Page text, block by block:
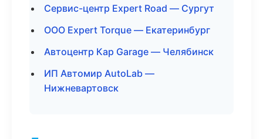
Сервис-центр Expert Road — Сургут
ООО Expert Torque — Екатеринбург
Автоцентр Кар Garage — Челябинск
ИП Автомир AutoLab —
Нижневартовск